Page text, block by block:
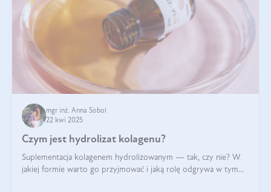
mgr inż. Anna Sobol
22 kwi 2025
Czym jest hydrolizat kolagenu?
Suplementacja kolagenem hydrolizowanym — tak, czy nie? W
jakiej formie warto go przyjmować i jaką rolę odgrywa w tym